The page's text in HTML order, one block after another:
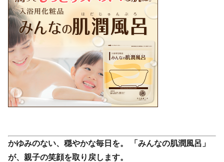
かゆみのない、穏やかな毎日を。
「みんなの肌潤風呂」
が、親子の笑顔を取り戻します。